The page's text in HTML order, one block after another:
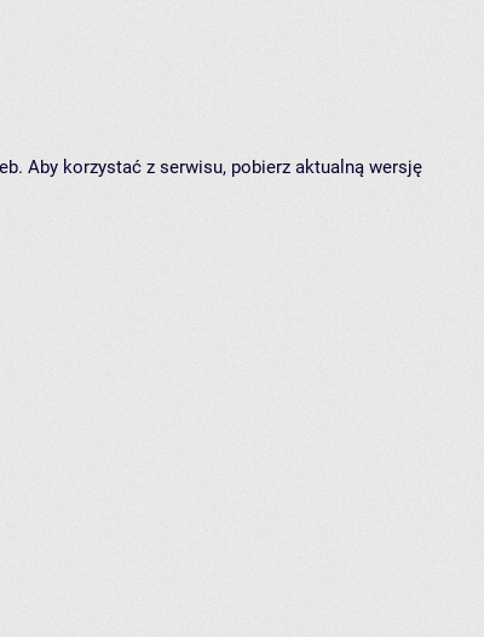
Aby korzystać z serwisu, pobierz aktualną wersję